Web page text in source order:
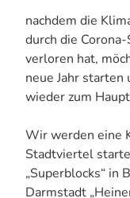
nachdem die
durch die
verloren hat,
neue Jahr
wieder zum
Wir werden eine
Stadtviertel
„Superblocks“ in
Darmstadt